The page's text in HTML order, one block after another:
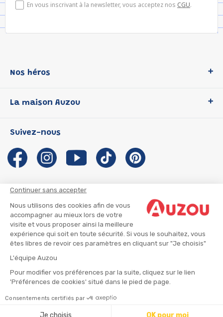
Continuer sans accepter
Nous utilisons des cookies afin de vous
accompagner au mieux lors de votre
visite et vous proposer ainsi la meilleure
expérience qui soit en toute sécurité. Si vous le souhaitez, vous
êtes libres de revoir ces paramètres en cliquant sur "Je choisis"
L'équipe Auzou
Pour modifier vos préférences par la suite, cliquez sur le lien
'Préférences de cookies' situé dans le pied de page.
Consentements certifiés par
Je choisis OK pour moi
En vous inscrivant à la newsletter, vous acceptez nos CGU.
Nos héros
P'tit Loup
Les Influenceuses
Migali
Petite Taupe
La maison Auzou
Notre histoire
Auzou s'engage
Auteurs et illustrateurs Auzou
Suivre mon colis
Infos consommateur
Suivez-nous
CGU
CGV
Mentions légales
© 2026 - AUZOU |